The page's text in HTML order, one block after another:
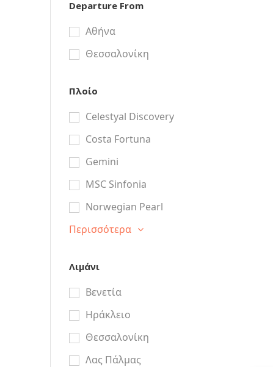
Departure From
Αθήνα
Θεσσαλονίκη
Πλοίο
Celestyal Discovery
Costa Fortuna
Gemini
MSC Sinfonia
Norwegian Pearl
Περισσότερα
Λιμάνι
Βενετία
Ηράκλειο
Θεσσαλονίκη
Λας Πάλμας